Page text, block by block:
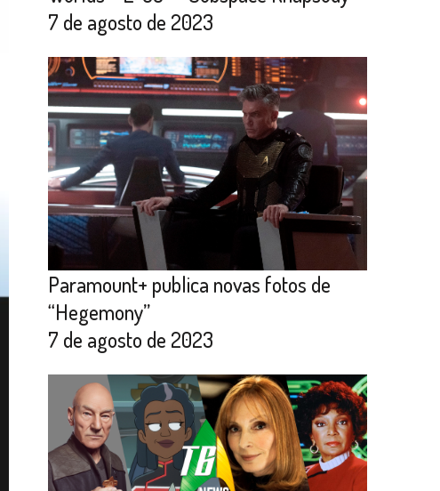
7 de agosto de 2023
Paramount+ publica novas fotos de
“Hegemony”
7 de agosto de 2023